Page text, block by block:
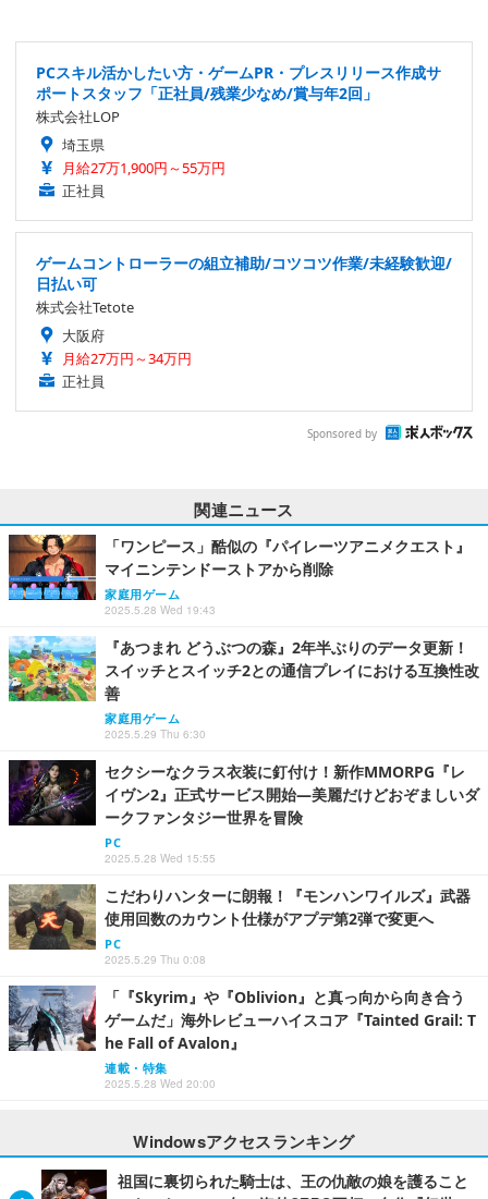
PCスキル活かしたい方・ゲームPR・プレスリリース作成サ
ポートスタッフ「正社員/残業少なめ/賞与年2回」
株式会社LOP
埼玉県
月給27万1,900円～55万円
正社員
ゲームコントローラーの組立補助/コツコツ作業/未経験歓迎/
日払い可
株式会社Tetote
大阪府
月給27万円～34万円
正社員
Sponsored by
関連ニュース
「ワンピース」酷似の『パイレーツアニメクエスト』
マイニンテンドーストアから削除
家庭用ゲーム
2025.5.28 Wed 19:43
『あつまれ どうぶつの森』2年半ぶりのデータ更新！
スイッチとスイッチ2との通信プレイにおける互換性改
善
家庭用ゲーム
2025.5.29 Thu 6:30
セクシーなクラス衣装に釘付け！新作MMORPG『レ
イヴン2』正式サービス開始―美麗だけどおぞましいダ
ークファンタジー世界を冒険
PC
2025.5.28 Wed 15:55
こだわりハンターに朗報！『モンハンワイルズ』武器
使用回数のカウント仕様がアプデ第2弾で変更へ
PC
2025.5.29 Thu 0:08
「『Skyrim』や『Oblivion』と真っ向から向き合う
ゲームだ」海外レビューハイスコア『Tainted Grail: T
he Fall of Avalon』
連載・特集
2025.5.28 Wed 20:00
Windowsアクセスランキング
祖国に裏切られた騎士は、王の仇敵の娘を護ること